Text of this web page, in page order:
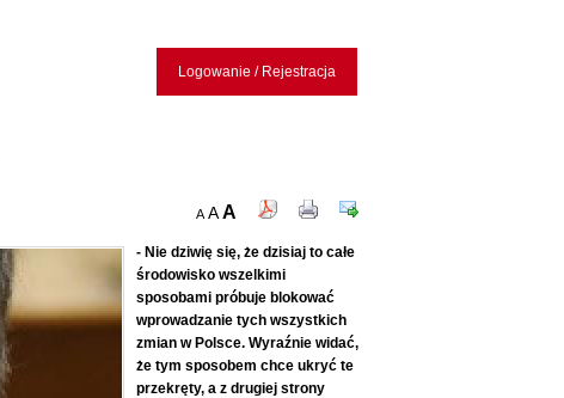
Logowanie / Rejestracja
A AA
- Nie dziwię się, że dzisiaj to całe
środowisko wszelkimi
sposobami próbuje blokować
wprowadzanie tych wszystkich
zmian w Polsce. Wyraźnie widać,
że tym sposobem chce ukryć te
przekręty, a z drugiej strony